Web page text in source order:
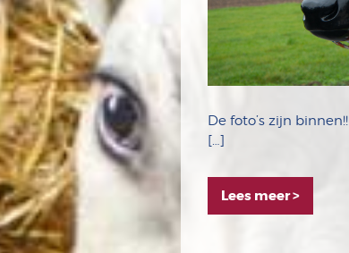
De foto’s zijn
[…]
Lees meer >